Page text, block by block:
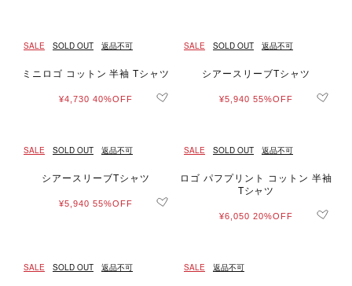
SALE SOLD OUT 返品不可
ミニロゴ コットン 半袖 Tシャツ
¥4,730 40%OFF
SALE SOLD OUT 返品不可
シアースリーブTシャツ
¥5,940 55%OFF
SALE SOLD OUT 返品不可
シアースリーブTシャツ
¥5,940 55%OFF
SALE SOLD OUT 返品不可
ロゴ パフプリント コットン 半袖
Tシャツ
¥6,050 20%OFF
SALE SOLD OUT 返品不可 SALE 返品不可